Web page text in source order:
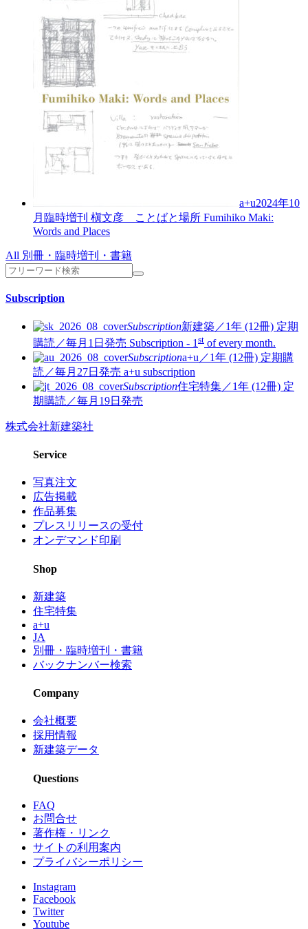
a+u2024年10
月臨時増刊 槇文彦 ことばと場所 Fumihiko Maki:
Words and Places
All 別冊・臨時増刊・書籍
Subscription
Subscription新建築／1年 (12冊) 定期
購読／毎月1日発売 Subscription - 1 st of every month.
Subscriptiona+u／1年 (12冊) 定期購
読／毎月27日発売 a+u subscription
Subscription住宅特集／1年 (12冊) 定
期購読／毎月19日発売
株式会社新建築社
Service
写真注文
広告掲載
作品募集
プレスリリースの受付
オンデマンド印刷
Shop
新建築
住宅特集
a+u
JA
別冊・臨時増刊・書籍
バックナンバー検索
Company
会社概要
採用情報
新建築データ
Questions
FAQ
お問合せ
著作権・リンク
サイトの利用案内
プライバシーポリシー
Instagram
Facebook
Twitter
Youtube